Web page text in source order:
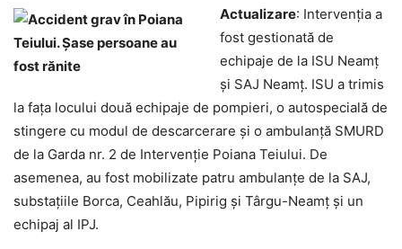
Actualizare: Intervenția a
fost gestionată de
echipaje de la ISU Neamț
și SAJ Neamț. ISU a trimis
la fața locului două echipaje de pompieri, o autospecială de
stingere cu modul de descarcerare și o ambulanță SMURD
de la Garda nr. 2 de Intervenție Poiana Teiului. De
asemenea, au fost mobilizate patru ambulanțe de la SAJ,
substațiile Borca, Ceahlău, Pipirig și Târgu-Neamț și un
echipaj al IPJ.